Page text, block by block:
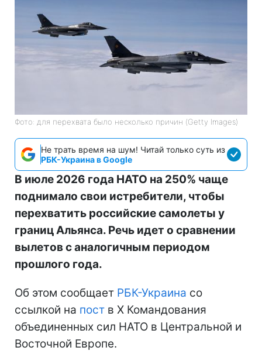
Фото: для перехвата было несколько причин (Getty Images)
Не трать время на шум! Читай только суть из
РБК-Украина в Google
В июле 2026 года НАТО на 250% чаще
поднимало свои истребители, чтобы
перехватить российские самолеты у
границ Альянса. Речь идет о сравнении
вылетов с аналогичным периодом
прошлого года.
Об этом сообщает РБК-Украина со
ссылкой на пост в Х Командования
объединенных сил НАТО в Центральной и
Восточной Европе.